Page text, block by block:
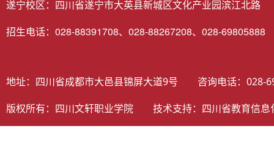
遂宁校区：四川省遂宁市大英县新城区文化产业园滨江北路
招生电话：028-88391708、028-88267208、028-69805888
地址：四川省成都市大邑县锦屏大道9号 咨询电话：
版权所有：四川文轩职业学院 技术支持： 四川省教育信